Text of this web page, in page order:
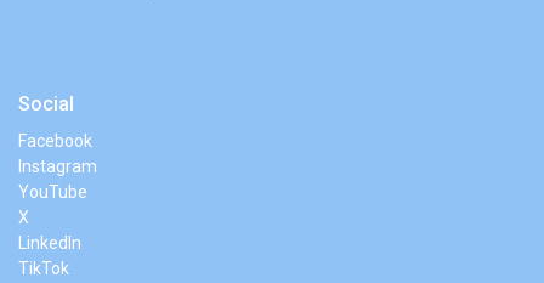
Social
Facebook
Instagram
YouTube
X
LinkedIn
TikTok